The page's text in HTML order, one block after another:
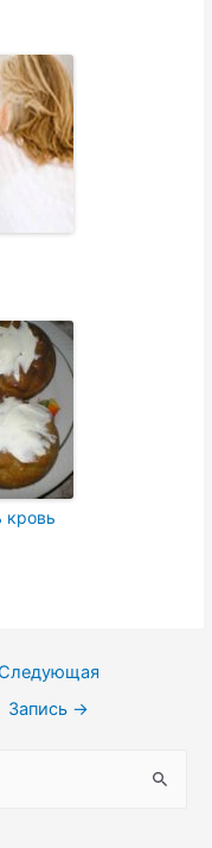
кровь
Следующая
Запись →